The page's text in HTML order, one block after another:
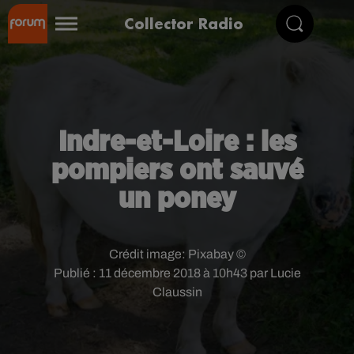
Collector Radio
Indre-et-Loire : les
pompiers ont sauvé
un poney
Publié : 11 décembre 2018 à 10h43 par Lucie
Claussin
Crédit image: Pixabay ©